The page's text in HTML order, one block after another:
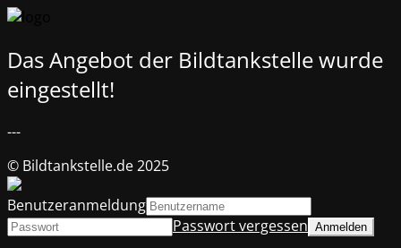
Das Angebot der Bildtankstelle wurde
eingestellt!
---
© Bildtankstelle.de 2025
Benutzeranmeldung
Passwort vergessen